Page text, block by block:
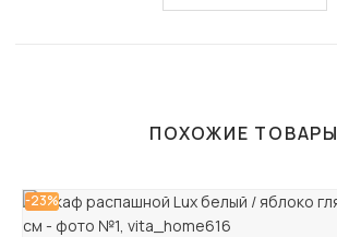
ПОХОЖИЕ ТОВАРЫ
-23%